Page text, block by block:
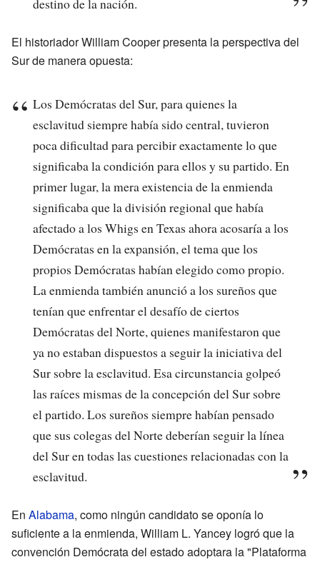
destino de la nación.
El historiador William Cooper presenta la perspectiva del
Sur de manera opuesta:
Los Demócratas del Sur, para quienes la
esclavitud siempre había sido central, tuvieron
poca dificultad para percibir exactamente lo que
significaba la condición para ellos y su partido. En
primer lugar, la mera existencia de la enmienda
significaba que la división regional que había
afectado a los Whigs en Texas ahora acosaría a los
Demócratas en la expansión, el tema que los
propios Demócratas habían elegido como propio.
La enmienda también anunció a los sureños que
tenían que enfrentar el desafío de ciertos
Demócratas del Norte, quienes manifestaron que
ya no estaban dispuestos a seguir la iniciativa del
Sur sobre la esclavitud. Esa circunstancia golpeó
las raíces mismas de la concepción del Sur sobre
el partido. Los sureños siempre habían pensado
que sus colegas del Norte deberían seguir la línea
del Sur en todas las cuestiones relacionadas con la
esclavitud.
En Alabama, como ningún candidato se oponía lo
suficiente a la enmienda, William L. Yancey logró que la
convención Demócrata del estado adoptara la "Plataforma